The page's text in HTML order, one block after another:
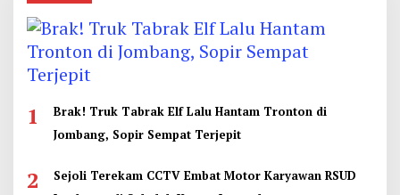
1
Brak! Truk Tabrak Elf Lalu Hantam Tronton di
Jombang, Sopir Sempat Terjepit
2
Sejoli Terekam CCTV Embat Motor Karyawan RSUD